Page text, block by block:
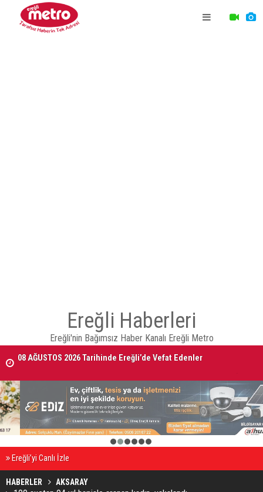
Ereğli Haberleri
Ereğli'nin Bağımsız Haber Kanalı Ereğli Metro
08 AĞUSTOS 2026 Tarihinde Ereğli’de Vefat Edenler
Ereğli Kaymakam Genel, Genç Voleybolcuların Antrenmanını İzledi
2 3 4 5 6
Ereğli’yi Canlı İzle
HABERLER AKSARAY